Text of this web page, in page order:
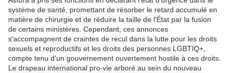
système de santé, promettant de résorber le retard accumulé en
matière de chirurgie et de réduire la taille de l'État par la fusion
de certains ministères. Cependant, ces annonces
s'accompagnent de craintes de recul dans la lutte pour les droits
sexuels et reproductifs et les droits des personnes LGBTIQ+,
compte tenu d'un gouvernement ouvertement hostile à ces droits.
Le drapeau international pro-vie arboré au sein du nouveau